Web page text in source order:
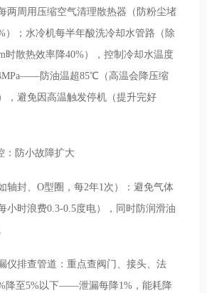
两周用压缩空气清理散热器（防粉尘堵
）；水冷机每半年酸洗冷却水管路（除
时散热效率降40%），控制冷却水温度
防油温超85℃（高温会降压缩
，避免因高温触发停机（提升完好
：防小故障扩大
轴封、O型圈，每2年1次）：避免气体
小时浪费0.3-0.5度电），同时防润滑油
仪排查管道：重点查阀门、接头、法
降至5%以下——泄漏每降1%，能耗降